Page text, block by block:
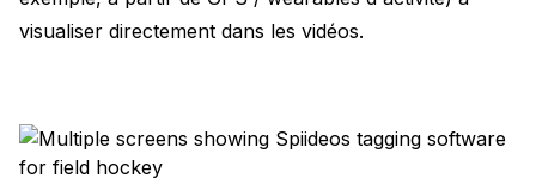
visualiser directement dans les vidéos.